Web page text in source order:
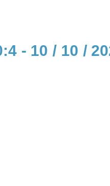
الحوار المتمدن-